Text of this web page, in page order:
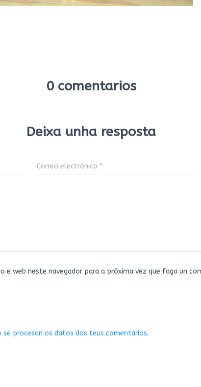
0 comentarios
Deixa unha resposta
Correo electrónico *
e web neste navegador para a próxima vez que faga un
se procesan os datos dos teus comentarios.